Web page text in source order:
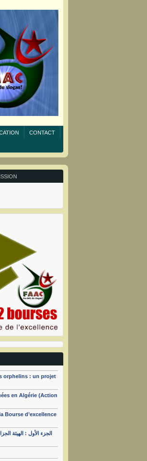
CONTACT
orphelins : un projet
en Algérie (Action
Bourse d’excellence